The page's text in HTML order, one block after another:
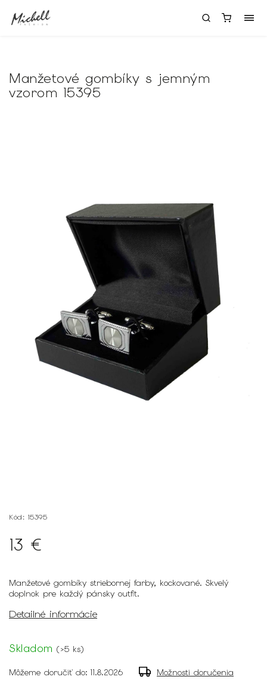
Manžetové gombíky s jemným
vzorom 15395
Kód: 15395
13 €
Manžetové gombíky striebornej farby, kockované. Skvelý
doplnok pre každý pánsky outfit.
Detailné informácie
Skladom (>5 ks)
Môžeme doručiť do: 11.8.2026 Možnosti doručenia